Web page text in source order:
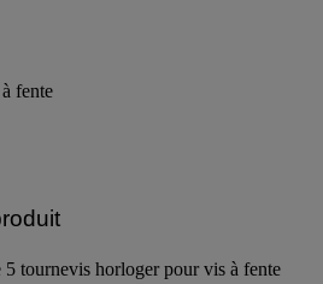
fente
5 tournevis horloger pour vis à fente